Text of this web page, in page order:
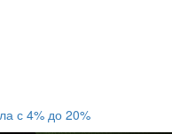
с 4% до 20%